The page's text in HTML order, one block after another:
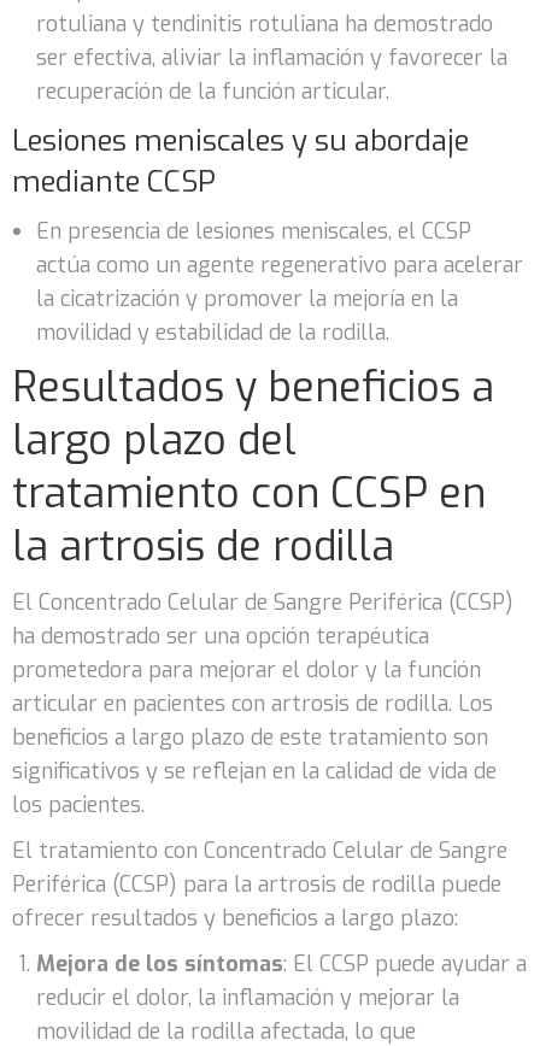
rotuliana y tendinitis rotuliana ha demostrado
ser efectiva, aliviar la inflamación y favorecer la
recuperación de la función articular.
Lesiones meniscales y su abordaje
mediante CCSP
En presencia de lesiones meniscales, el CCSP
actúa como un agente regenerativo para acelerar
la cicatrización y promover la mejoría en la
movilidad y estabilidad de la rodilla.
Resultados y beneficios a
largo plazo del
tratamiento con CCSP en
la artrosis de rodilla
El Concentrado Celular de Sangre Periférica (CCSP)
ha demostrado ser una opción terapéutica
prometedora para mejorar el dolor y la función
articular en pacientes con artrosis de rodilla. Los
beneficios a largo plazo de este tratamiento son
significativos y se reflejan en la calidad de vida de
los pacientes.
El tratamiento con Concentrado Celular de Sangre
Periférica (CCSP) para la artrosis de rodilla puede
ofrecer resultados y beneficios a largo plazo:
Mejora de los síntomas: El CCSP puede ayudar a
reducir el dolor, la inflamación y mejorar la
movilidad de la rodilla afectada, lo que